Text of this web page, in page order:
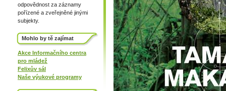
odpovědnost za záznamy
pořízené a zveřejněné jinými
subjekty.
Mohlo by tě zajímat
Akce Informačního centra
pro mládež
Felixův sál
Naše výukové programy